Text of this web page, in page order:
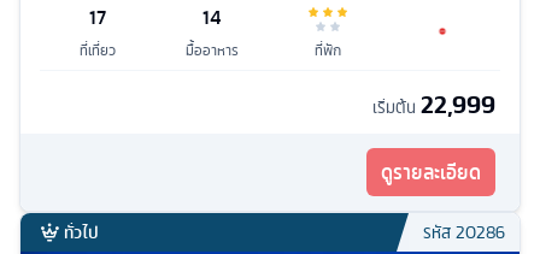
17
ที่เที่ยว
14
มื้ออาหาร ที่พัก
เริ่มต้น 22,999
ดูรายละเอียด
ทั่วไป รหัส20286